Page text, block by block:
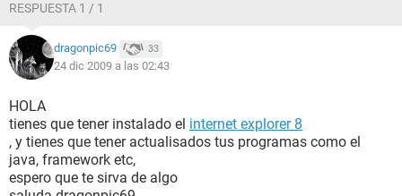
RESPUESTA 1 / 1
dragonpic69 33
24 dic 2009 a las 02:43
HOLA
tienes que tener instalado el internet explorer 8
, y tienes que tener actualisados tus programas como el
java, framework etc,
espero que te sirva de algo